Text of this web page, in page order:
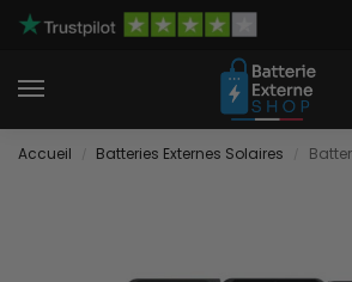
Accueil Batteries Externes Solaires